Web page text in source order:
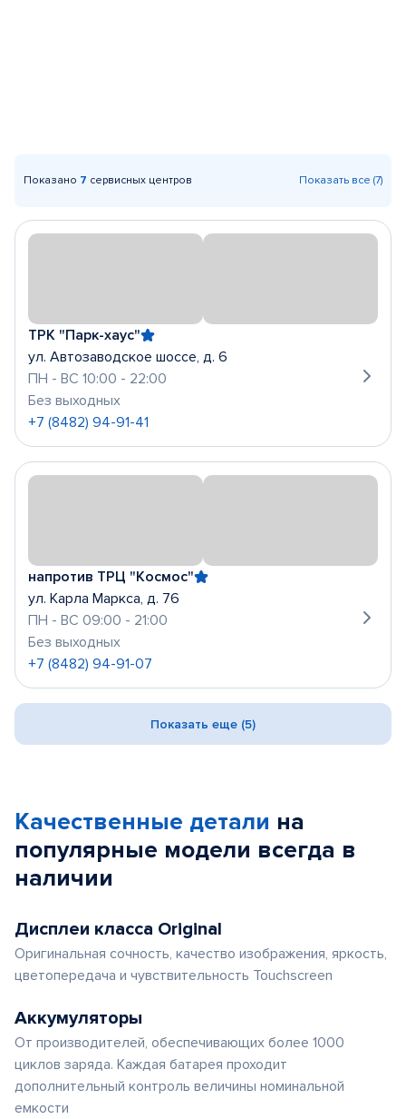
Показано 7 сервисных центров Показать все (7)
ТРК "Парк-хаус"
ул. Автозаводское шоссе, д. 6
ПН - ВС 10:00 - 22:00
Без выходных
+7 (8482) 94-91-41
напротив ТРЦ "Космос"
ул. Карла Маркса, д. 76
ПН - ВС 09:00 - 21:00
Без выходных
+7 (8482) 94-91-07
Показать еще (5)
Качественные детали на
популярные модели всегда в
наличии
Дисплеи класса Original
Оригинальная сочность, качество изображения, яркость,
цветопередача и чувствительность Touchscreen
Аккумуляторы
От производителей, обеспечивающих более 1000
циклов заряда. Каждая батарея проходит
дополнительный контроль величины номинальной
емкости